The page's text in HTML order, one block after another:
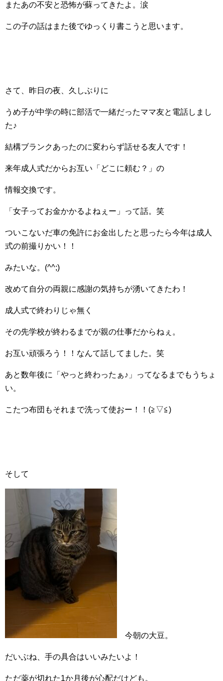
またあの不安と恐怖が蘇ってきたよ。涙
この子の話はまた後でゆっくり書こうと思います。
さて、昨日の夜、久しぶりに
うめ子が中学の時に部活で一緒だったママ友と電話しまし
た♪
結構ブランクあったのに変わらず話せる友人です！
来年成人式だからお互い「どこに頼む？」の
情報交換です。
「女子ってお金かかるよねぇー」って話。笑
ついこないだ車の免許にお金出したと思ったら今年は成人
式の前撮りかい！！
みたいな。(^^;)
改めて自分の両親に感謝の気持ちが湧いてきたわ！
成人式で終わりじゃ無く
その先学校が終わるまでが親の仕事だからねぇ。
お互い頑張ろう！！なんて話してました。笑
あと数年後に「やっと終わったぁ♪」ってなるまでもうちょ
い。
こたつ布団もそれまで洗って使おー！！(≧▽≦)
そして
今朝の大豆。
だいぶね、手の具合はいいみたいよ！
ただ薬が切れた1か月後が心配だけども。